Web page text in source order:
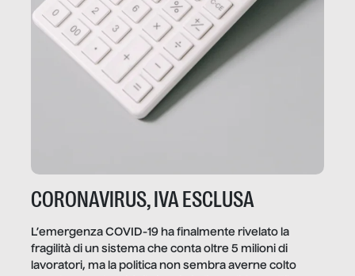
CORONAVIRUS, IVA ESCLUSA
L’emergenza COVID-19 ha finalmente rivelato la
fragilità di un sistema che conta oltre 5 milioni di
lavoratori, ma la politica non sembra averne colto